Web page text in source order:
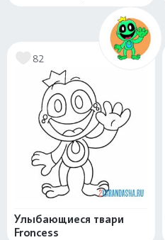
82
Улыбающиеся твари
Froncess